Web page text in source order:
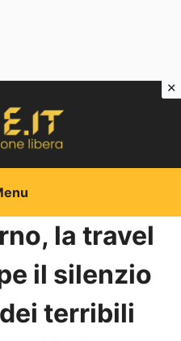
la travel
il silenzio
terribili